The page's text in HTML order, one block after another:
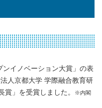
イノベーション大賞」の表
人京都大学 学際融合教育研
」を受賞しました。
※内閣